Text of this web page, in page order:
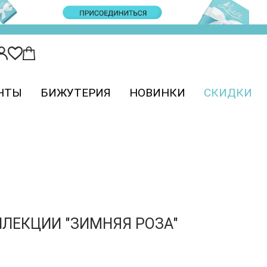
Условия покупки Контакты Вакансии
БИЖУТЕРИЯ НОВИНКИ СКИДКИ
"ЗИМНЯЯ РОЗА"